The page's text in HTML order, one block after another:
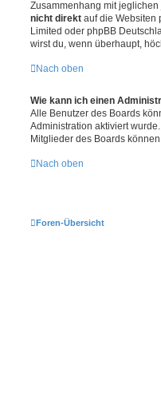
Zusammenhang mit
nicht direkt auf die Websiten
Limited oder phpBB
wirst du, wenn überhaupt,
Nach oben
Wie kann ich einen
Alle Benutzer des Boards
Administration aktiviert wurde.
Mitglieder des Boards
Nach oben
Foren-Übersicht